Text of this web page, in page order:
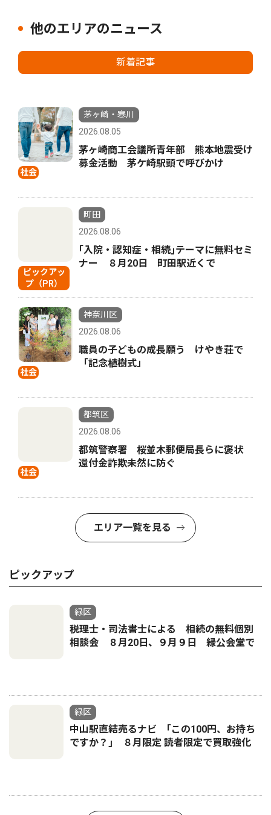
他のエリアのニュース
新着記事
社会
茅ヶ崎・寒川
2026.08.05
茅ヶ崎商工会議所青年部 熊本地震受け
募金活動 茅ケ崎駅頭で呼びかけ
ピックアッ
プ（PR）
町田
2026.08.06
｢入院・認知症・相続｣テーマに無料セミ
ナー ８月20日 町田駅近くで
社会
神奈川区
2026.08.06
職員の子どもの成長願う けやき荘で
「記念植樹式」
社会
都筑区
2026.08.06
都筑警察署 桜並木郵便局長らに褒状
還付金詐欺未然に防ぐ
エリア一覧を見る
ピックアップ
緑区
税理士・司法書士による 相続の無料個別
相談会 ８月20日、９月９日 緑公会堂で
緑区
中山駅直結売るナビ ｢この100円、お持ち
ですか？｣ ８月限定 読者限定で買取強化